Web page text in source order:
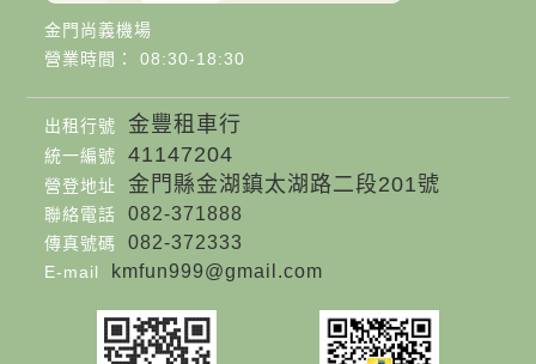
金門尚義機場
營業時間： 08:30-18:30
出租行號 金豐租車行
統一編號 41147204
營登地址 金門縣金湖鎮太湖路二段201號
聯絡電話 082-371888
傳真號碼 082-372333
E-mail kmfun999@gmail.com